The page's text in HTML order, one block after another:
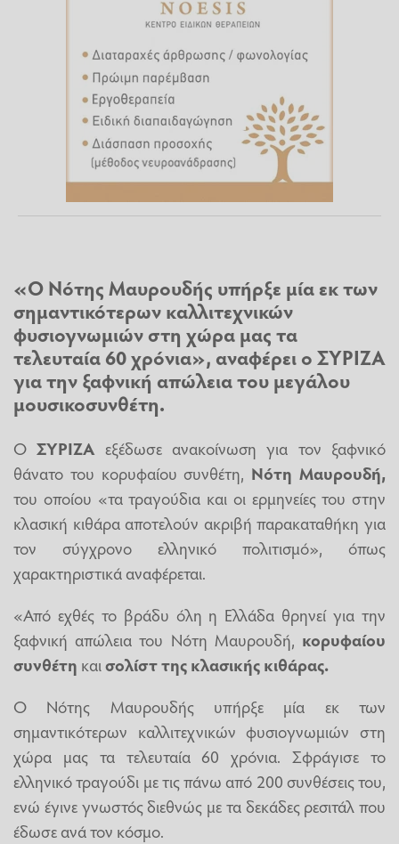
«Ο Νότης Μαυρουδής υπήρξε μία εκ των
σημαντικότερων καλλιτεχνικών
φυσιογνωμιών στη χώρα μας τα
τελευταία 60 χρόνια», αναφέρει ο ΣΥΡΙΖΑ
για την ξαφνική απώλεια του μεγάλου
μουσικοσυνθέτη.
ΟΣΥΡΙΖΑ εξέδωσε ανακοίνωση για τον ξαφνικό
θάνατο του κορυφαίου συνθέτη, Νότη Μαυρουδή,
του οποίου «τα τραγούδια και οι ερμηνείες του στην
κλασική κιθάρα αποτελούν ακριβή παρακαταθήκη για
τον σύγχρονο ελληνικό πολιτισμό», όπως
χαρακτηριστικά αναφέρεται.
«Από εχθές το βράδυ όλη η Ελλάδα θρηνεί για την
ξαφνική απώλεια του Νότη Μαυρουδή, κορυφαίου
συνθέτη καισολίστ της κλασικής κιθάρας.
Ο Νότης Μαυρουδής υπήρξε μία εκ των
σημαντικότερων καλλιτεχνικών φυσιογνωμιών στη
χώρα μας τα τελευταία 60 χρόνια. Σφράγισε το
ελληνικό τραγούδι με τις πάνω από 200 συνθέσεις του,
ενώ έγινε γνωστός διεθνώς με τα δεκάδες ρεσιτάλ που
έδωσε ανά τον κόσμο.